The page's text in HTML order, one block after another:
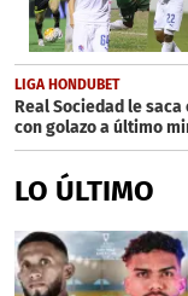
LIGA HONDUBET
Real Sociedad le
con golazo a último
LO ÚLTIMO